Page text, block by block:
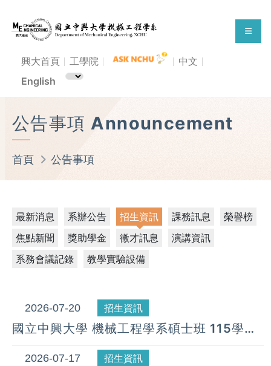
興大首頁 工學院
中文
English
公告事項 Announcement
首頁 公告事項
最新消息 系辦公告 招生資訊 課務訊息
榮譽榜
焦點新聞
獎助學金 徵才訊息
演講資訊
系務會議記錄
教學實驗設備
2026-07-20 招生資訊
國立中興大學 機械工程學系碩士班 115學年
度 第16梯次遞補公告( 07月 20日)
2026-07-17 招生資訊